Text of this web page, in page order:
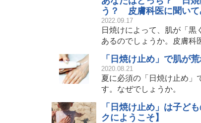
う？ 皮膚科医に聞いて
2022.09.17
日焼けによって、肌が「黒
あるのでしょうか。皮膚科
「日焼け止め」で肌が
2020.08.21
夏に必須の「日焼け止め」
す。なぜでしょうか。
「日焼け止め」は子ど
クにようこそ】